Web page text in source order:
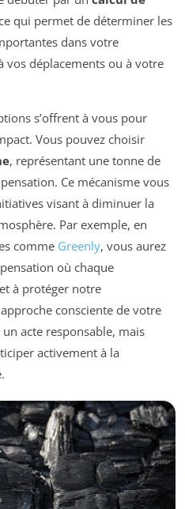
qui permet de déterminer les
dans votre
vos déplacements ou à votre
s’offrent à vous pour
Vous pouvez choisir
, représentant une tonne de
Ce mécanisme vous
visant à diminuer la
Par exemple, en
comme Greenly, vous aurez
où chaque
à protéger notre
consciente de votre
acte responsable, mais
activement à la